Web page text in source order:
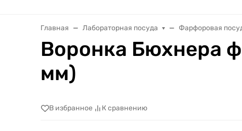
Главная Лабораторная посуда Фарфоровая
Воронка Бюхнера
мм)
В избранное К сравнению